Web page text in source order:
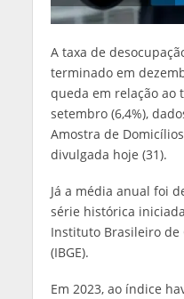
A taxa de
terminado em
queda em relação ao
setembro (6,4%),
Amostra de
divulgada hoje (31).
Já a média anual foi
série histórica
Instituto Brasileiro de
(IBGE).
Em 2023, ao índice